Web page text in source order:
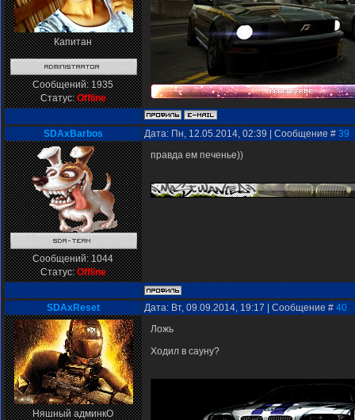
Капитан
Сообщений:1935
Статус:Offline
SDAxBarbos Дата: Пн, 12.05.2014, 02:39 | Сообщение # 39
Сообщений:1044
Статус:Offline
правда ем печенье))
SDAxReset Дата: Вт, 09.09.2014, 19:17 | Сообщение # 40
Няшный админкО
Ложь
Ходил в сауну?